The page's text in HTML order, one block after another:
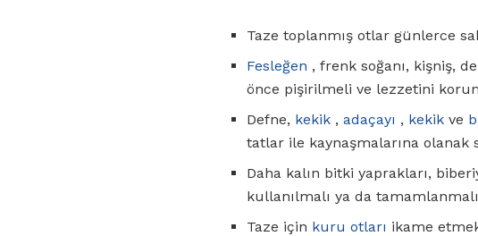
Taze toplanmış otlar günlerce
Fesleğen , frenk soğanı, kişniş,
önce pişirilmeli ve lezzetini
Defne, kekik , adaçayı , kekik ve
tatlar ile kaynaşmalarına olanak
Daha kalın bitki yaprakları,
kullanılmalı ya da
Taze için kuru otları ikame